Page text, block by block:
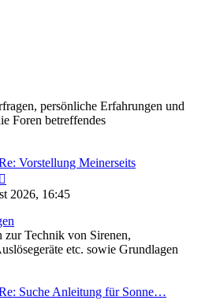
persönliche Erfahrungen und
Foren betreffendes
Vorstellung Meinerseits
Beitrag
2026, 16:45
zur Technik von Sirenen,
etc. sowie Grundlagen
Suche Anleitung für Sonne…